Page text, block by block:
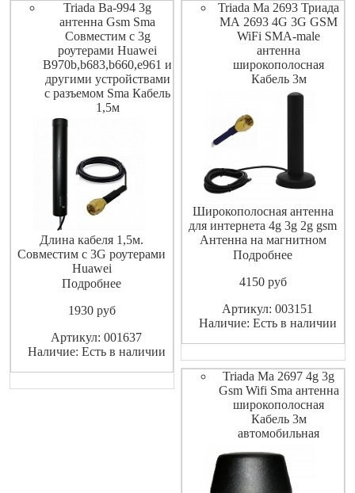
Triada Ba-994 3g
антенна Gsm Sma
Совместим с 3g
роутерами Huawei
B970b,b683,b660,e961 и
другими устройствами
с разъемом Sma Кабель
1,5м
Длина кабеля 1,5м.
Совместим с 3G роутерами
Huawei
B970b,B683,B660,E961 и
разъемом SMA
Подробнее
1930pуб
Артикул: 001637
Наличие: Есть в наличии
Triada Ma 2693 Триада
МА 2693 4G 3G GSM
WiFi SMA-male
антенна
широкополосная
Кабель 3м
Широкополосная антенна
для интернета 4g 3g 2g gsm
Антенна на магнитном
основании Триада-МА 2693
передачи любых GSM
на автомобили, банкоматы,
терминалы приема денег,
Подробнее
4150pуб
Артикул: 003151
Наличие: Есть в наличии
Triada Ma 2697 4g 3g
Gsm Wifi Sma антенна
широкополосная
Кабель 3м
автомобильная